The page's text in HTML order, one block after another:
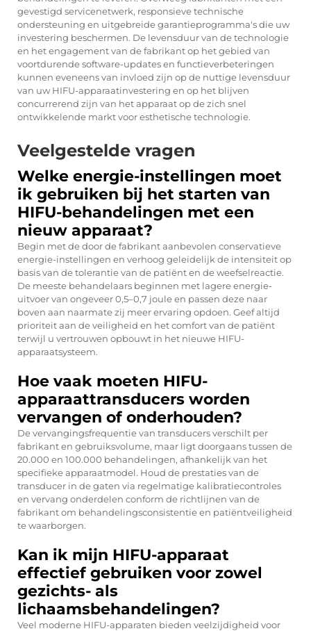
gevestigd servicenetwerk, responsieve technische
ondersteuning en uitgebreide garantieprogramma's die uw
investering beschermen. De levensduur van de technologie
en het engagement van de fabrikant op het gebied van
voortdurende software-updates en functieverbeteringen
kunnen eveneens van invloed zijn op de nuttige levensduur
van uw HIFU-apparaatinvestering en op het blijven
concurrerend zijn van het apparaat op de zich snel
ontwikkelende markt voor esthetische technologie.
Veelgestelde vragen
Welke energie-instellingen moet
ik gebruiken bij het starten van
HIFU-behandelingen met een
nieuw apparaat?
Begin met de door de fabrikant aanbevolen conservatieve
energie-instellingen en verhoog geleidelijk de intensiteit op
basis van de tolerantie van de patiënt en de weefselreactie.
De meeste behandelaars beginnen met lagere energie-
uitvoer van ongeveer 0,5–0,7 joule en passen deze naar
boven aan naarmate zij meer ervaring opdoen. Geef altijd
prioriteit aan de veiligheid en het comfort van de patiënt
terwijl u vertrouwen opbouwt in het nieuwe HIFU-
apparaatsysteem.
Hoe vaak moeten HIFU-
apparaattransducers worden
vervangen of onderhouden?
De vervangingsfrequentie van transducers verschilt per
fabrikant en gebruiksvolume, maar ligt doorgaans tussen de
20.000 en 100.000 behandelingen, afhankelijk van het
specifieke apparaatmodel. Houd de prestaties van de
transducer in de gaten via regelmatige kalibratiecontroles
en vervang onderdelen conform de richtlijnen van de
fabrikant om behandelingsconsistentie en patiëntveiligheid
te waarborgen.
Kan ik mijn HIFU-apparaat
effectief gebruiken voor zowel
gezichts- als
lichaamsbehandelingen?
Veel moderne HIFU-apparaten bieden veelzijdigheid voor